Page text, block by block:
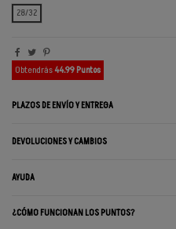
28/32
Obtendrás44.99 Puntos
PLAZOS DE ENVÍO Y ENTREGA
DEVOLUCIONES Y CAMBIOS
AYUDA
¿CÓMO FUNCIONAN LOS PUNTOS?